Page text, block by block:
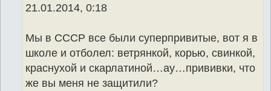
21.01.2014, 0:18
Мы в СССР все были суперпривитые, вот я в
школе и отболел: ветрянкой, корью, свинкой,
краснухой и скарлатиной…ау…прививки, что
же вы меня не защитили?